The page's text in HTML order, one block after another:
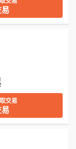
交易